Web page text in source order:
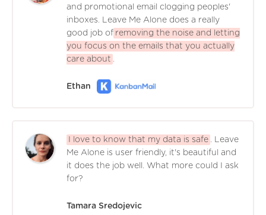
and promotional email clogging peoples'
inboxes. Leave Me Alone does a really
good job of removing the noise and letting
you focus on the emails that you actually
care about .
Ethan
I love to know that my data is safe . Leave
Me Alone is user friendly, it's beautiful and
it does the job well. What more could I ask
for?
Tamara Sredojevic